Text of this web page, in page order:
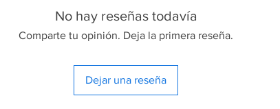
No hay reseñas todavía
Comparte tu opinión. Deja la primera reseña.
Dejar una reseña